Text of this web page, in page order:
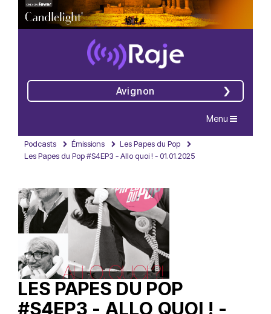
Avignon
Navigation
Menu
Podcasts Émissions
Les Papes du Pop
Les Papes du Pop #S4EP3 - Allo quoi ! - 01.01.2025
LES PAPES DU POP
#S4EP3 - ALLO QUOI ! -